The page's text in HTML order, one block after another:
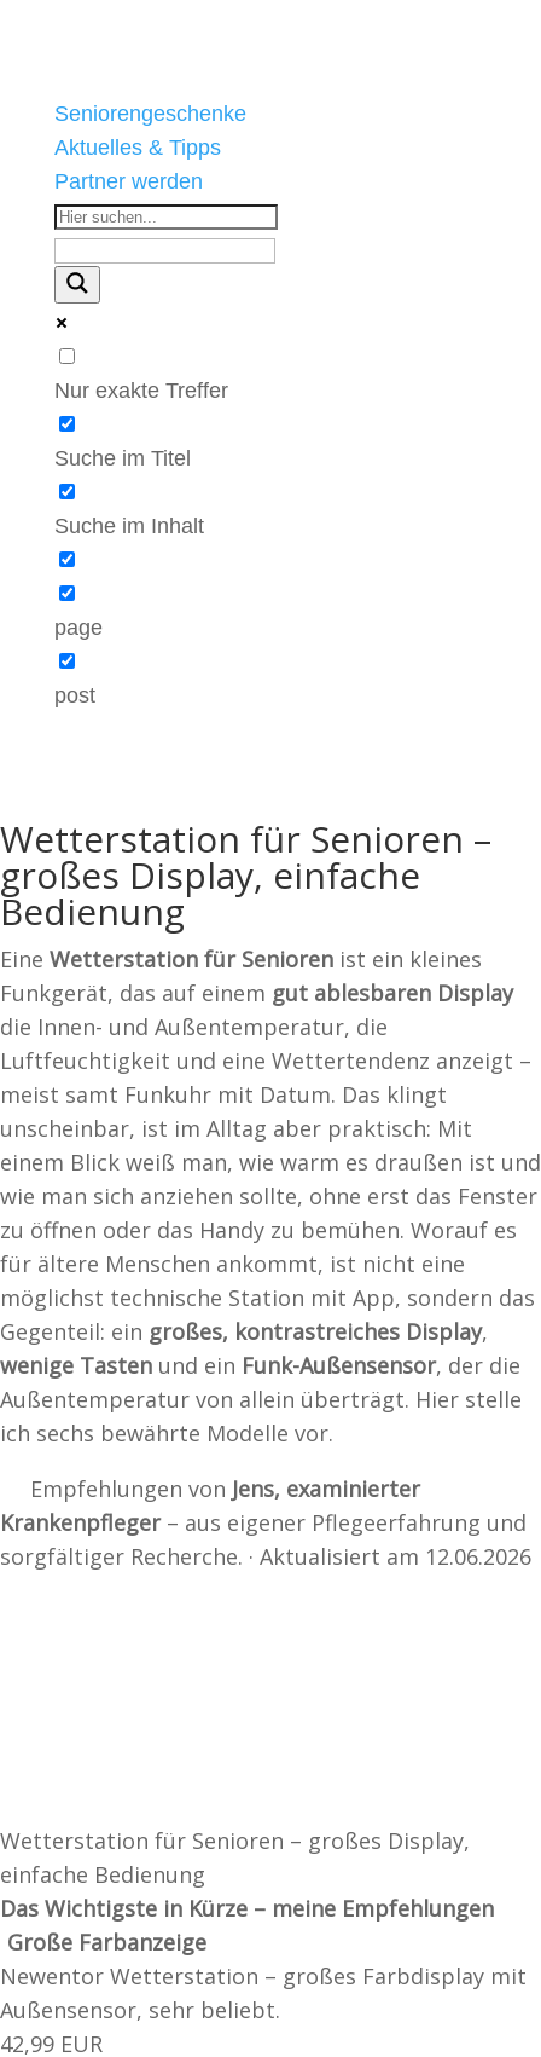
Seniorengeschenke
Aktuelles & Tipps
Partner werden
Nur exakte Treffer
Suche im Titel
Suche im Inhalt
page
post
Wetterstation für Senioren –
großes Display, einfache
Bedienung
Eine Wetterstation für Senioren ist ein kleines
Funkgerät, das auf einem gut ablesbaren Display
die Innen- und Außentemperatur, die
Luftfeuchtigkeit und eine Wettertendenz anzeigt –
meist samt Funkuhr mit Datum. Das klingt
unscheinbar, ist im Alltag aber praktisch: Mit
einem Blick weiß man, wie warm es draußen ist und
wie man sich anziehen sollte, ohne erst das Fenster
zu öffnen oder das Handy zu bemühen. Worauf es
für ältere Menschen ankommt, ist nicht eine
möglichst technische Station mit App, sondern das
Gegenteil: ein großes, kontrastreiches Display,
wenige Tasten und ein Funk-Außensensor, der die
Außentemperatur von allein überträgt. Hier stelle
ich sechs bewährte Modelle vor.
Empfehlungen von Jens, examinierter
Krankenpfleger– aus eigener Pflegeerfahrung und
sorgfältiger Recherche. · Aktualisiert am 12.06.2026
Wetterstation für Senioren – großes Display,
einfache Bedienung
Das Wichtigste in Kürze – meine Empfehlungen
Große Farbanzeige
Newentor Wetterstation – großes Farbdisplay mit
Außensensor, sehr beliebt.
42,99 EUR